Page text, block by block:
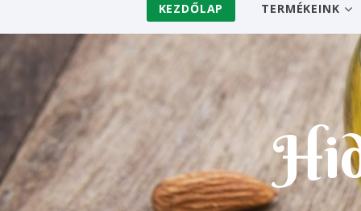
KEZDŐLAP TERMÉKEINK